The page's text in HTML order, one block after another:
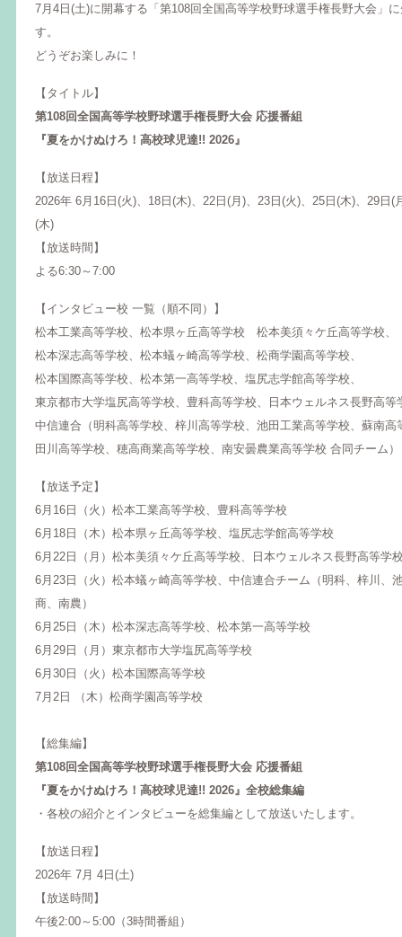
7月4日(土)に開幕する「第108回全国高等学校野球選手権長野大会」
す。
どうぞお楽しみに！
【タイトル】
第108回全国高等学校野球選手権長野大会 応援番組
『夏をかけぬけろ！高校球児達!! 2026』
【放送日程】
2026年 6月16日(火)、18日(木)、22日(月)、23日(火)、25日(木)、29日(
(木)
【放送時間】
よる6:30～7:00
【インタビュー校 一覧（順不同）】
松本工業高等学校、松本県ヶ丘高等学校 松本美須々ケ丘高等学校、
松本深志高等学校、松本蟻ヶ崎高等学校、松商学園高等学校、
松本国際高等学校、松本第一高等学校、塩尻志学館高等学校、
東京都市大学塩尻高等学校、豊科高等学校、日本ウェルネス長野高等
中信連合（明科高等学校、梓川高等学校、池田工業高等学校、蘇南高
田川高等学校、穂高商業高等学校、南安曇農業高等学校 合同チーム）
【放送予定】
6月16日（火）松本工業高等学校、豊科高等学校
6月18日（木）松本県ヶ丘高等学校、塩尻志学館高等学校
6月22日（月）松本美須々ケ丘高等学校、日本ウェルネス長野
6月23日（火）松本蟻ヶ崎高等学校、中信連合チーム（明科、梓川、
商、南農）
6月25日（木）松本深志高等学校、松本第一高等学校
6月29日（月）東京都市大学塩尻高等学校
6月30日（火）松本国際高等学校
7月2日 （木）松商学園高等学校
【総集編】
第108回全国高等学校野球選手権長野大会 応援番組
『夏をかけぬけろ！高校球児達!! 2026』全校総集編
・各校の紹介とインタビューを総集編として放送いたします。
【放送日程】
2026年 7月 4日(土)
【放送時間】
午後2:00～5:00（3時間番組）